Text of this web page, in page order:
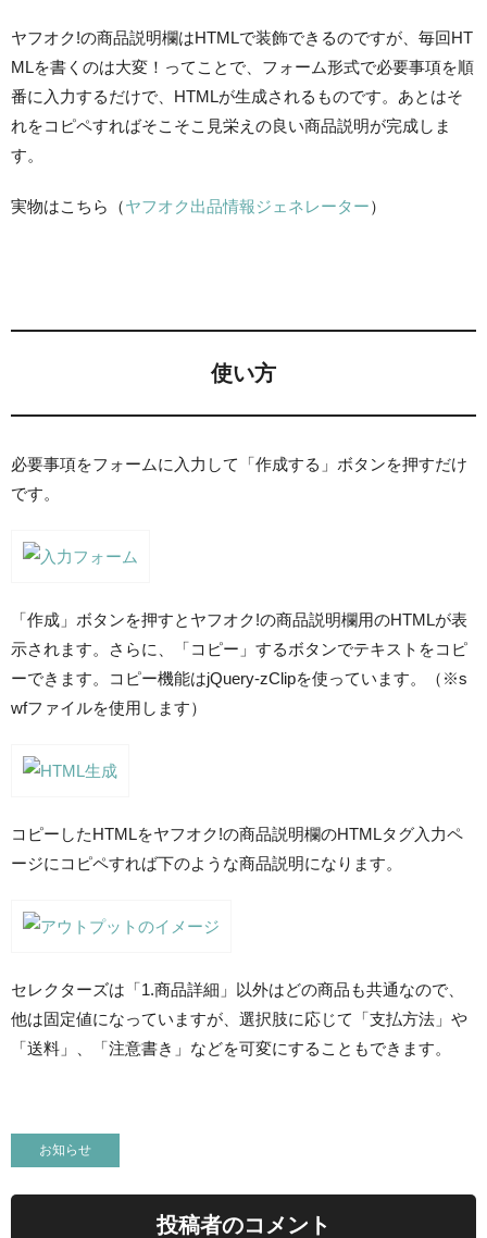
ヤフオク!の商品説明欄はHTMLで装飾できるのですが、毎回HT
MLを書くのは大変！ってことで、フォーム形式で必要事項を順
番に入力するだけで、HTMLが生成されるものです。あとはそ
れをコピペすればそこそこ見栄えの良い商品説明が完成しま
す。
実物はこちら（ヤフオク出品情報ジェネレーター）
使い方
必要事項をフォームに入力して「作成する」ボタンを押すだけ
です。
「作成」ボタンを押すとヤフオク!の商品説明欄用のHTMLが表
示されます。さらに、「コピー」するボタンでテキストをコピ
ーできます。コピー機能はjQuery-zClipを使っています。（※s
wfファイルを使用します）
コピーしたHTMLをヤフオク!の商品説明欄のHTMLタグ入力ペ
ージにコピペすれば下のような商品説明になります。
セレクターズは「1.商品詳細」以外はどの商品も共通なので、
他は固定値になっていますが、選択肢に応じて「支払方法」や
「送料」、「注意書き」などを可変にすることもできます。
お知らせ
投稿者のコメント